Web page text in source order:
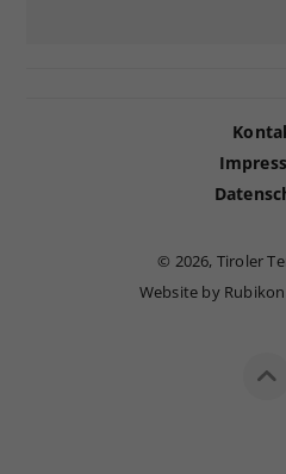
© 2026, Tiroler
Website by